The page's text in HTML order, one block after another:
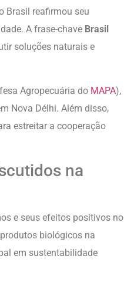
Brasil reafirmou seu
A frase-chave Brasil
soluções naturais e
Agropecuária do MAPA),
Nova Délhi. Além disso,
estreitar a cooperação
na
e seus efeitos positivos no
biológicos na
em sustentabilidade